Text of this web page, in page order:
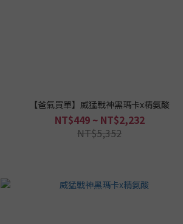
【爸氣買單】威猛戰神黑瑪卡x精氨酸
NT$449 ~ NT$2,232
NT$5,352